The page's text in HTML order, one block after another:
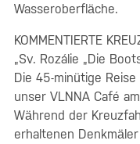
Wasseroberfläche.
KOMMENTIERTE
„Sv. Rozálie „Die
Die 45-minütige
unser VLNNA Café
Während der
erhaltenen